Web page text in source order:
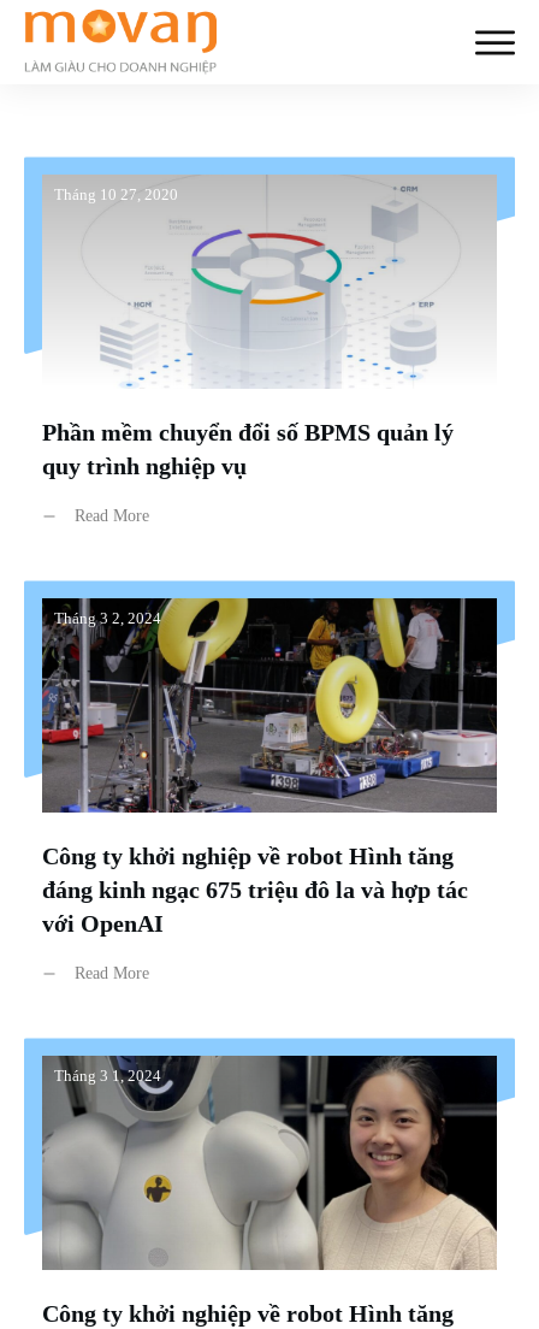
Tháng 10 27, 2020
Phần mềm chuyển đổi số BPMS quản lý
quy trình nghiệp vụ
Read More
Tháng 3 2, 2024
Công ty khởi nghiệp về robot Hình tăng
đáng kinh ngạc 675 triệu đô la và hợp tác
với OpenAI
Read More
Tháng 3 1, 2024
Công ty khởi nghiệp về robot Hình tăng